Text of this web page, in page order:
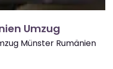
Umzug
Münster Rumänien